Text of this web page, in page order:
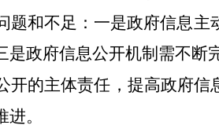
题和不足：一是政府信息
政府信息公开机制需不断
开的主体责任，提高政府
。